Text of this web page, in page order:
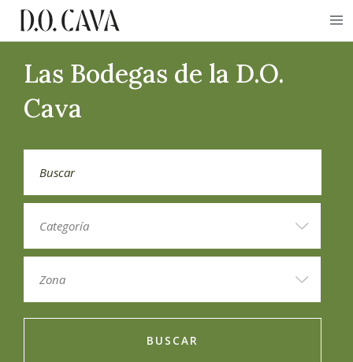
Las Bodegas de la D.O.
Cava
BUSCAR